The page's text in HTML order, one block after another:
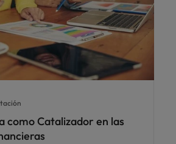
como Catalizador en las